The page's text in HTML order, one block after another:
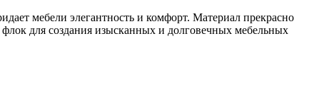
мебели элегантность и комфорт. Материал прекрасно
для создания изысканных и долговечных мебельных